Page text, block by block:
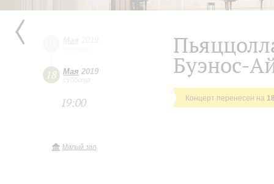
18 Мая 2019
суббота
19:00
Малый зал
Буэнос-
Концерт перенесен на